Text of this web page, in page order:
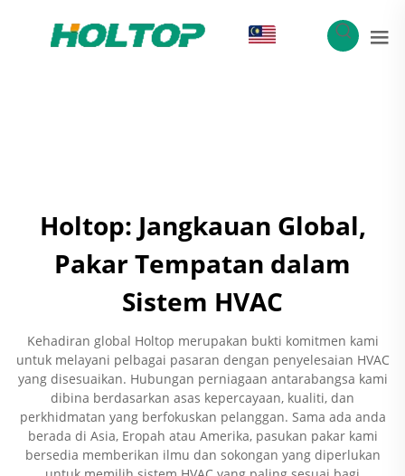
Holtop: Jangkauan Global,
Pakar Tempatan dalam
Sistem HVAC
Kehadiran global Holtop merupakan bukti komitmen kami
untuk melayani pelbagai pasaran dengan penyelesaian HVAC
yang disesuaikan. Hubungan perniagaan antarabangsa kami
dibina berdasarkan asas kepercayaan, kualiti, dan
perkhidmatan yang berfokuskan pelanggan. Sama ada anda
berada di Asia, Eropah atau Amerika, pasukan pakar kami
bersedia memberikan ilmu dan sokongan yang diperlukan